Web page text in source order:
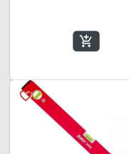
add_shopping_cart
favorite_border